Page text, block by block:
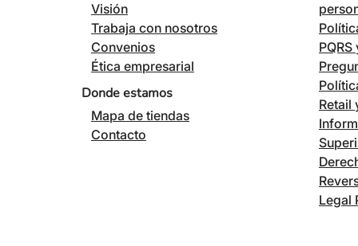
Visión
Trabaja con nosotros
Convenios
Ética empresarial
Donde estamos
Mapa de tiendas
Contacto
Retail
Legal